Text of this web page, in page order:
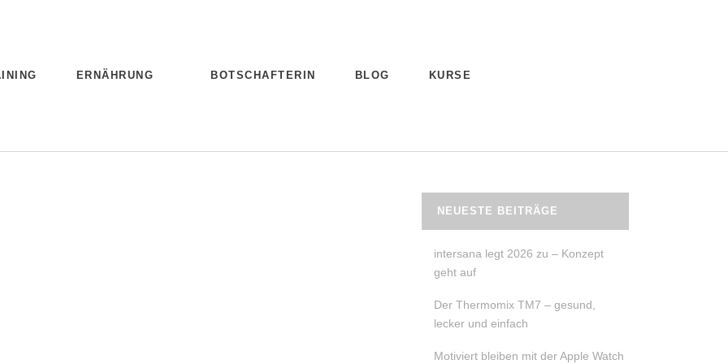
ERNÄHRUNG BOTSCHAFTERIN BLOG KURSE
NEUESTE BEITRÄGE
intersana legt 2026 zu – Konzept
geht auf
Der Thermomix TM7 – gesund,
lecker und einfach
Motiviert bleiben mit der Apple Watch